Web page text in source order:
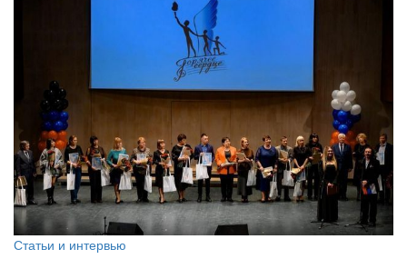
Статьи и интервью